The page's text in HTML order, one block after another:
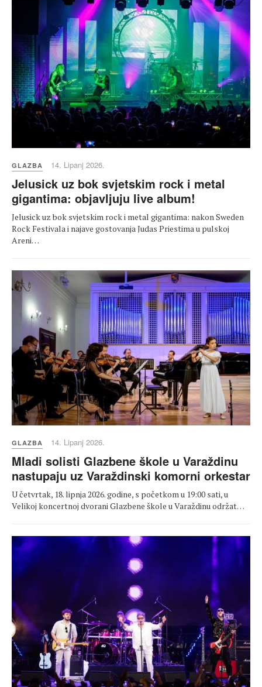
GLAZBA 14. Lipanj 2026.
Jelusick uz bok svjetskim rock i metal
gigantima: objavljuju live album!
Jelusick uz bok svjetskim rock i metal gigantima: nakon Sweden
Rock Festivala i najave gostovanja Judas Priestima u pulskoj
Areni…
GLAZBA 14. Lipanj 2026.
Mladi solisti Glazbene škole u Varaždinu
nastupaju uz Varaždinski komorni orkestar
U četvrtak, 18. lipnja 2026. godine, s početkom u 19:00 sati, u
Velikoj koncertnoj dvorani Glazbene škole u Varaždinu održat…